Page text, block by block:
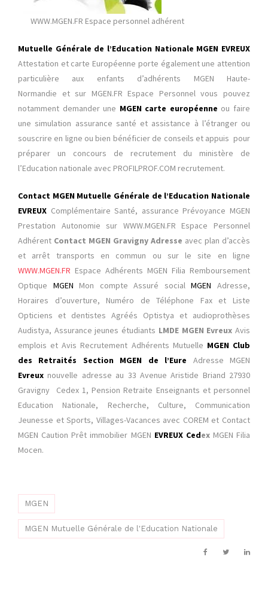
WWW.MGEN.FR Espace personnel adhérent
Mutuelle Générale de l’Education Nationale MGEN EVREUX
Attestation et carte Européenne porte également une attention
particulière aux enfants d’adhérents MGEN Haute-
Normandie et sur MGEN.FR Espace Personnel vous pouvez
notamment demander une MGEN carte européenne ou faire
une simulation assurance santé et assistance à l’étranger ou
souscrire en ligne ou bien bénéficier de conseils et appuis pour
préparer un concours de recrutement du ministère de
l’Education nationale avec PROFILPROF.COM recrutement.
Contact MGEN Mutuelle Générale de l’Education Nationale
EVREUX Complémentaire Santé, assurance Prévoyance MGEN
Prestation Autonomie sur WWW.MGEN.FR Espace Personnel
Adhérent Contact MGEN Gravigny Adresse avec plan d’accès
et arrêt transports en commun ou sur le site en ligne
WWW.MGEN.FR Espace Adhérents MGEN Filia Remboursement
Optique MGEN Mon compte Assuré socialMGENAdresse,
Horaires d’ouverture, Numéro de Téléphone Fax et Liste
Opticiens et dentistes Agréés Optistya et audioprothèses
Audistya, Assurance jeunes étudiants LMDE MGEN EvreuxAvis
emplois et Avis Recrutement Adhérents Mutuelle MGEN Club
des Retraités Section MGEN de l’Eure Adresse
MGEN
Evreux nouvelle adresse au 33 Avenue Aristide Briand 27930
Gravigny Cedex 1, Pension Retraite Enseignants et personnel
Education Nationale, Recherche, Culture, Communication
Jeunesse et Sports, Villages-Vacances avec COREM et Contact
MGEN Caution Prêt immobilier MGEN EVREUX CedexMGEN Filia
Mocen.
MGEN
MGEN Mutuelle Générale de l'Education Nationale